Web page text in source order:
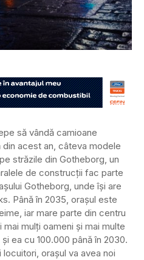
să vândă camioane
acest an, câteva modele
străzile din Gotheborg, un
de construcții fac parte
Gotheborg, unde își are
Până în 2035, orașul este
iar mare parte din centru
mulți oameni și mai multe
ea cu 100.000 până în 2030.
orașul va avea noi